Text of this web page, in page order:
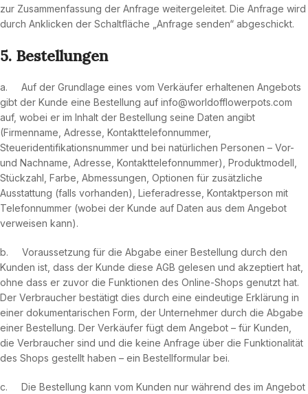
zur Zusammenfassung der Anfrage weitergeleitet. Die Anfrage wird
durch Anklicken der Schaltfläche „Anfrage senden“ abgeschickt.
5. Bestellungen
a. Auf der Grundlage eines vom Verkäufer erhaltenen Angebots
gibt der Kunde eine Bestellung auf info@worldofflowerpots.com
auf, wobei er im Inhalt der Bestellung seine Daten angibt
(Firmenname, Adresse, Kontakttelefonnummer,
Steueridentifikationsnummer und bei natürlichen Personen – Vor-
und Nachname, Adresse, Kontakttelefonnummer), Produktmodell,
Stückzahl, Farbe, Abmessungen, Optionen für zusätzliche
Ausstattung (falls vorhanden), Lieferadresse, Kontaktperson mit
Telefonnummer (wobei der Kunde auf Daten aus dem Angebot
verweisen kann).
b. Voraussetzung für die Abgabe einer Bestellung durch den
Kunden ist, dass der Kunde diese AGB gelesen und akzeptiert hat,
ohne dass er zuvor die Funktionen des Online-Shops genutzt hat.
Der Verbraucher bestätigt dies durch eine eindeutige Erklärung in
einer dokumentarischen Form, der Unternehmer durch die Abgabe
einer Bestellung. Der Verkäufer fügt dem Angebot – für Kunden,
die Verbraucher sind und die keine Anfrage über die Funktionalität
des Shops gestellt haben – ein Bestellformular bei.
c. Die Bestellung kann vom Kunden nur während des im Angebot